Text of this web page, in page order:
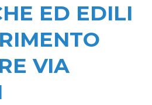
ED EDILI
VIA